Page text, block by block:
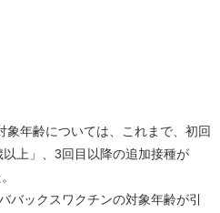
年齢については、これまで、初回
上」、3回目以降の追加接種が
ックスワクチンの対象年齢が引